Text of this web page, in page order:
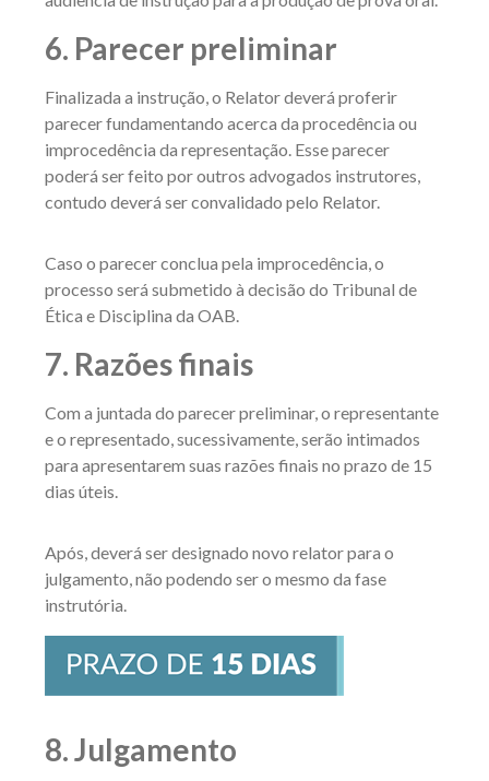
6. Parecer preliminar
Finalizada a instrução, o Relator deverá proferir
parecer fundamentando acerca da procedência ou
improcedência da representação. Esse parecer
poderá ser feito por outros advogados instrutores,
contudo deverá ser convalidado pelo Relator.
Caso o parecer conclua pela improcedência, o
processo será submetido à decisão do Tribunal de
Ética e Disciplina da OAB.
7. Razões finais
Com a juntada do parecer preliminar, o representante
e o representado, sucessivamente, serão intimados
para apresentarem suas razões finais no prazo de 15
dias úteis.
Após, deverá ser designado novo relator para o
julgamento, não podendo ser o mesmo da fase
instrutória.
8. Julgamento